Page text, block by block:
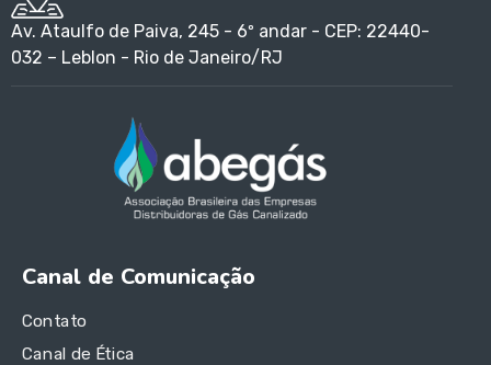
Av. Ataulfo de Paiva, 245 - 6º andar - CEP: 22440-
032 – Leblon - Rio de Janeiro/RJ
Canal de Comunicação
Contato
Canal de Ética